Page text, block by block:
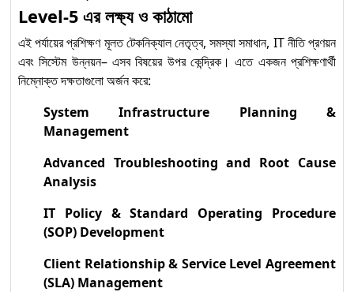
অনুযায়ী দক্ষতা উন্নয়নের প্রথম ধাপ
Level-5 এর লক্ষ্য ও কাঠামো
এই পর্যায়ের প্রশিক্ষণ মূলত টেকনিক্যাল নেতৃত্ব, সমস্যা সমাধান, IT নীতি প্রণয়ন
এবং সিস্টেম উন্নয়ন– এসব বিষয়ের উপর কেন্দ্রিক। এতে একজন প্রশিক্ষণার্থী
নিম্নোক্ত দক্ষতাগুলো অর্জন করে:
System Infrastructure Planning &
Management
Advanced Troubleshooting and Root Cause
Analysis
IT Policy & Standard Operating Procedure
(SOP) Development
Client Relationship & Service Level Agreement
(SLA) Management